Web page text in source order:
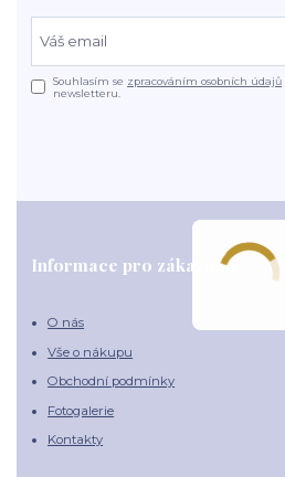
Souhlasím se zpracováním osobních údajů
newsletteru.
Informace pro zákazníky
O nás
Vše o nákupu
Obchodní podmínky
Fotogalerie
Kontakty